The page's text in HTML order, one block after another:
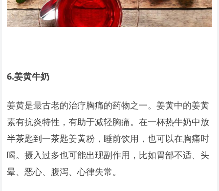
6.姜黄牛奶
姜黄是最古老的治疗胸痛的药物之一。姜黄中的姜黄
素有抗炎特性，有助于减轻胸痛。在一杯热牛奶中放
半茶匙到一茶匙姜黄粉，睡前饮用，也可以在胸痛时
喝。摄入过多也可能出现副作用，比如胃部不适、头
晕、恶心、腹泻、心律失常。